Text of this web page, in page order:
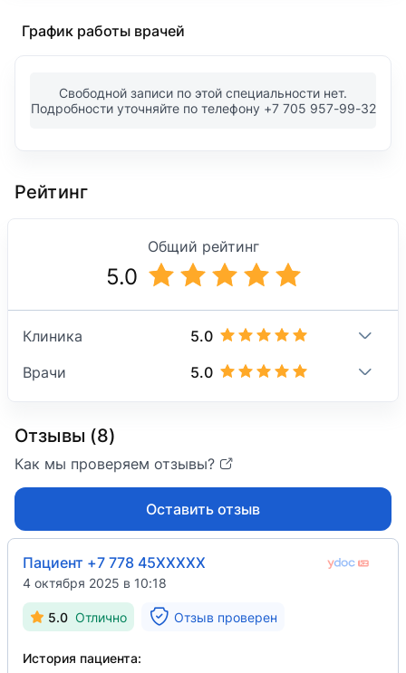
График работы врачей
Свободной записи по этой специальности нет.
Подробности уточняйте по телефону +7 705 957-99-32
Рейтинг
Общий рейтинг
5.0
Клиника 5.0
Врачи 5.0
Отзывы (8)
Как мы проверяем отзывы?
Оставить отзыв
Пациент +7 778 45XXXXX
4 октября 2025 в 10:18
5.0 Отлично Отзыв проверен
История пациента: